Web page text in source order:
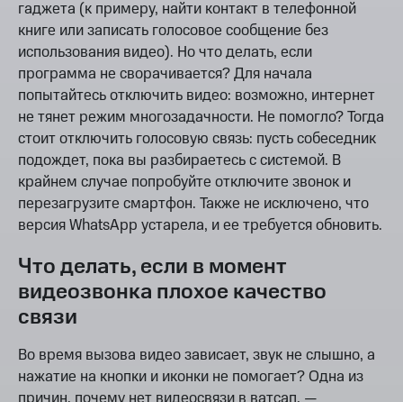
гаджета (к примеру, найти контакт в телефонной
книге или записать голосовое сообщение без
использования видео). Но что делать, если
программа не сворачивается? Для начала
попытайтесь отключить видео: возможно, интернет
не тянет режим многозадачности. Не помогло? Тогда
стоит отключить голосовую связь: пусть собеседник
подождет, пока вы разбираетесь с системой. В
крайнем случае попробуйте отключите звонок и
перезагрузите смартфон. Также не исключено, что
версия WhatsApp устарела, и ее требуется обновить.
Что делать, если в момент
видеозвонка плохое качество
связи
Во время вызова видео зависает, звук не слышно, а
нажатие на кнопки и иконки не помогает? Одна из